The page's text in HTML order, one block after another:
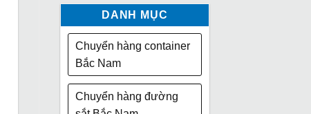
DANH MỤC
Chuyển hàng container
Bắc Nam
Chuyển hàng đường